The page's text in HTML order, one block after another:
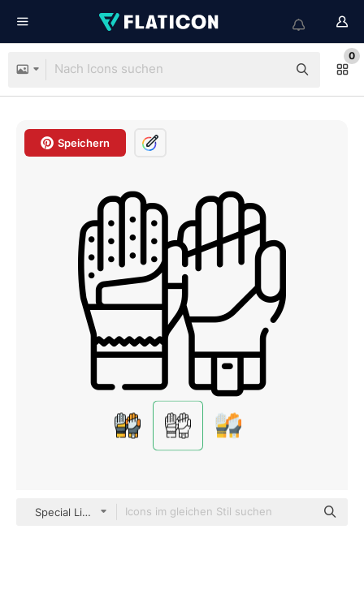
0
Speichern
Special Lineal